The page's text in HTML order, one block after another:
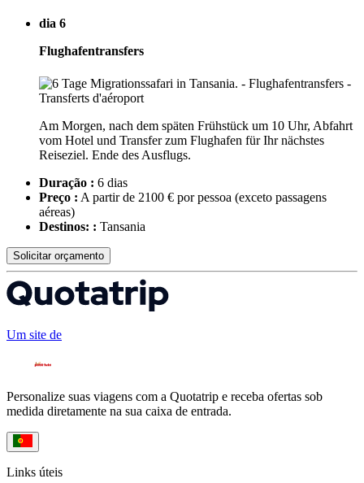
dia 6
Flughafentransfers
Am Morgen, nach dem späten Frühstück um 10 Uhr, Abfahrt
vom Hotel und Transfer zum Flughafen für Ihr nächstes
Reiseziel. Ende des Ausflugs.
Duração : 6 dias
Preço : A partir de 2100 € por pessoa (exceto passagens
aéreas)
Destinos: : Tansania
Solicitar orçamento
Um site de
Personalize suas viagens com a Quotatrip e receba ofertas sob
medida diretamente na sua caixa de entrada.
Links úteis